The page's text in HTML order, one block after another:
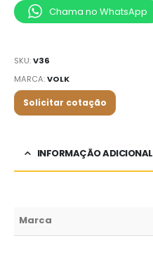
Chama no WhatsApp
SKU:V36
MARCA:VOLK
Solicitar cotação
INFORMAÇÃO ADICIONAL
Marca